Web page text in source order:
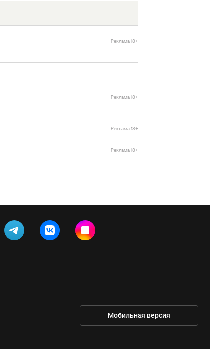
Реклама 18+
Реклама 18+
Реклама 18+
Реклама 18+
Мобильная версия